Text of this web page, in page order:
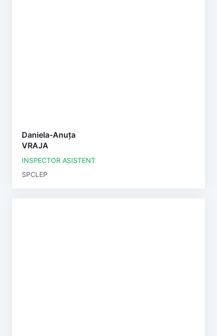
Daniela-Anuța
VRAJA
INSPECTOR ASISTENT
SPCLEP